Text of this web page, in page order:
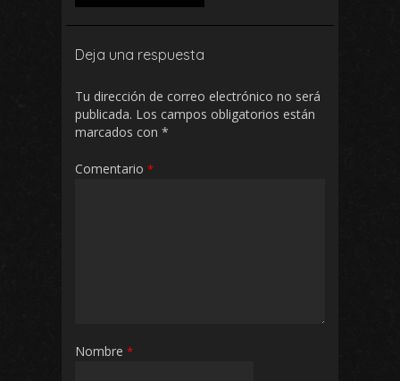
Deja una respuesta
Tu dirección de correo electrónico no será
publicada. Los campos obligatorios están
marcados con *
Comentario *
Nombre *